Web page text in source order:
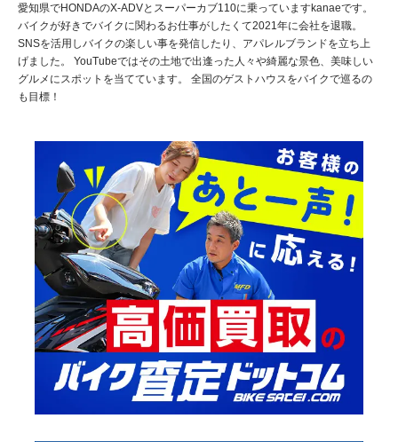
愛知県でHONDAのX-ADVとスーパーカブ110に乗っていますkanaeです。
バイクが好きでバイクに関わるお仕事がしたくて2021年に会社を退職。
SNSを活用しバイクの楽しい事を発信したり、アパレルブランドを立ち上
げました。 YouTubeではその土地で出逢った人々や綺麗な景色、美味しい
グルメにスポットを当てています。 全国のゲストハウスをバイクで巡るの
も目標！